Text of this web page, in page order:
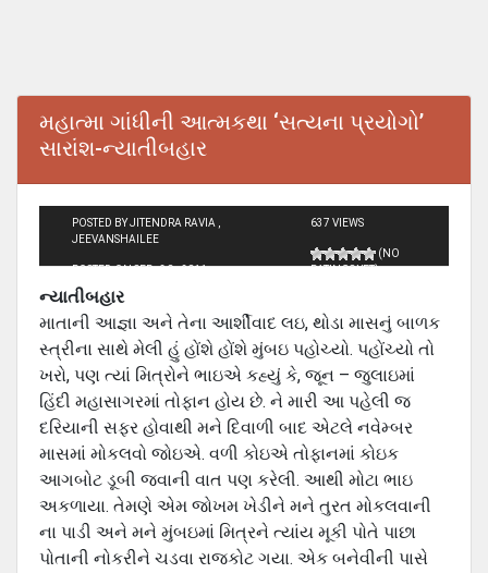
મહાત્મા ગાંધીની આત્મકથા ‘સત્યના પ્રયોગો’
સારાંશ-ન્યાતીબહાર
POSTED BY JITENDRA RAVIA ,
JEEVANSHAILEE
POSTED ON SEP - 30 - 2011
637 VIEWS
(NO
RATINGS YET)
ન્યાતીબહાર
માતાની આજ્ઞા અને તેના આર્શીવાદ લઇ, થોડા માસનું બાળક
સ્ત્રીના સાથે મેલી હું હોંશે હોંશે મુંબઇ પહોચ્યો. પહોંચ્યો તો
ખરો, પણ ત્યાં મિત્રોને ભાઇએ કહ્યું કે, જૂન – જુલાઇમાં
હિંદી મહાસાગરમાં તોફાન હોય છે. ને મારી આ પહેલી જ
દરિયાની સફર હોવાથી મને દિવાળી બાદ એટલે નવેમ્બર
માસમાં મોકલવો જોઇએ. વળી કોઇએ તોફાનમાં કોઇક
આગબોટ ડૂબી જવાની વાત પણ કરેલી. આથી મોટા ભાઇ
અકળાયા. તેમણે એમ જોખમ ખેડીને મને તુરત મોકલવાની
ના પાડી અને મને મુંબઇમાં મિત્રને ત્યાંય મૂકી પોતે પાછા
પોતાની નોકરીને ચડવા રાજકોટ ગયા. એક બનેવીની પાસે